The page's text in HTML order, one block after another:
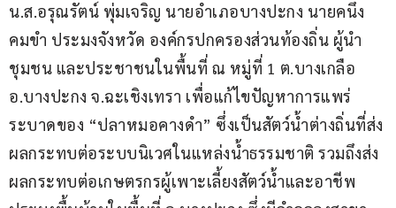
น.ส.อรุณรัตน์ พุ่มเจริญ นายอำเภอบางปะกง นายคนึง
คมขำ ประมงจังหวัด องค์กรปกครองส่วนท้องถิ่น ผู้นำ
ชุมชน และประชาชนในพื้นที่ ณ หมู่ที่ 1 ต.บางเกลือ
อ.บางปะกง จ.ฉะเชิงเทรา เพื่อแก้ไขปัญหาการแพร่
ระบาดของ “ปลาหมอคางดำ” ซึ่งเป็นสัตว์น้ำต่างถิ่นที่ส่ง
ผลกระทบต่อระบบนิเวศในแหล่งน้ำธรรมชาติ รวมถึงส่ง
ผลกระทบต่อเกษตรกรผู้เพาะเลี้ยงสัตว์น้ำและอาชีพ